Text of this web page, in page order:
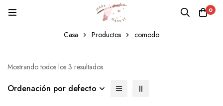
0
comodo
Casa Productos comodo
Mostrando todos los 3 resultados
Ordenación por defecto